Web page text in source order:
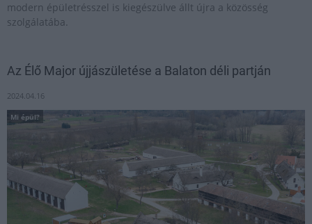
modern épületrésszel is kiegészülve állt újra a közösség
szolgálatába.
Az Élő Major újjászületése a Balaton déli partján
2024.04.16
Mi épül?